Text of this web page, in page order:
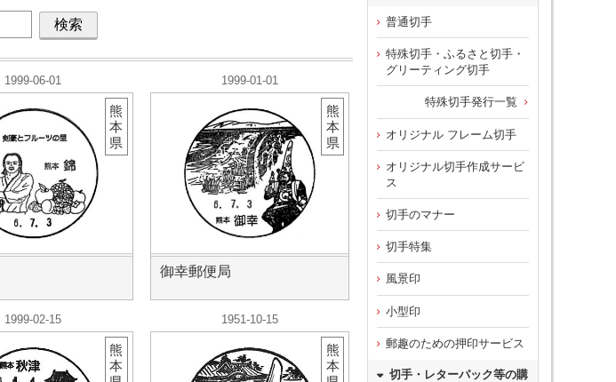
1999-06-01
熊
本
県
1999-01-01
御幸郵便局
熊
本
県
1999-02-15
熊
本
1951-10-15
熊
本
普通切手
特殊切手・ふるさと切手・
グリーティング切手
特殊切手発行一覧
オリジナル フレーム切手
オリジナル切手作成サービ
ス
切手のマナー
切手特集
風景印
小型印
郵趣のための押印サービス
切手・レターパック等の購